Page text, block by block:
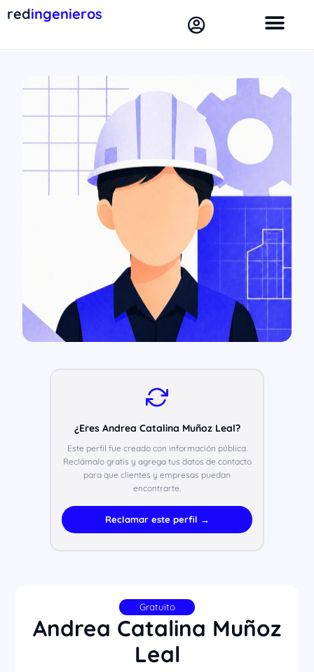
redingenieros
¿Eres Andrea Catalina Muñoz Leal?
Este perfil fue creado con información pública.
Reclámalo gratis y agrega tus datos de contacto
para que clientes y empresas puedan
encontrarte.
Reclamar este perfil →
Gratuito
Andrea Catalina Muñoz
Leal